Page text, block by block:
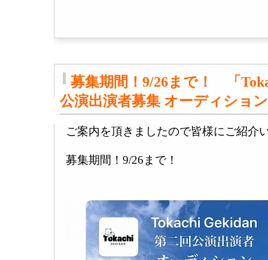
募集期間！9/26まで！ 「
公演出演者募集 オーディショ
ご案内を頂きましたので皆様にご紹介
募集期間！9/26まで！